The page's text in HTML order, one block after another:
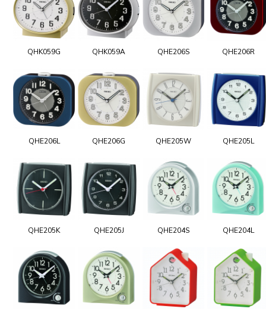
QHK059G QHK059A QHE206S QHE206R
QHE206L QHE206G QHE205W QHE205L
QHE205K QHE205J QHE204S QHE204L